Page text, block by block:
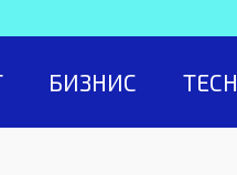
БИЗНИС TECH